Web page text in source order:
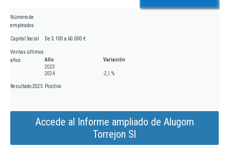
Número de
empleados
Capital Social De 3.100 a 60.000 €
Ventas últimos
años
Año
Variación
2023
2024
-2,1 %
Resultado 2025 Positivo
Accede al Informe ampliado de Alugom
Torrejon Sl